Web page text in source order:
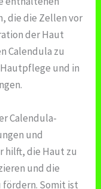
die die Zellen vor
der Haut
Calendula zu
und in
Calendula-
und
hilft, die Haut zu
und die
Somit ist